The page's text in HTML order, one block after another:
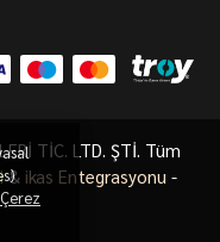
TİC. LTD. ŞTİ. Tüm
& ikas Entegrasyonu -